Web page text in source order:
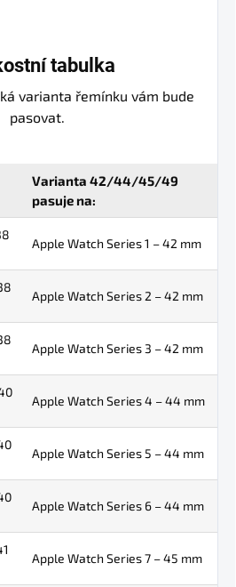
tabulka
varianta řemínku vám bude
pasovat.
Varianta 42/44/45/49
pasuje na:
Apple Watch Series 1 – 42 mm
Apple Watch Series 2 – 42 mm
Apple Watch Series 3 – 42 mm
Apple Watch Series 4 – 44 mm
Apple Watch Series 5 – 44 mm
Apple Watch Series 6 – 44 mm
Apple Watch Series 7 – 45 mm